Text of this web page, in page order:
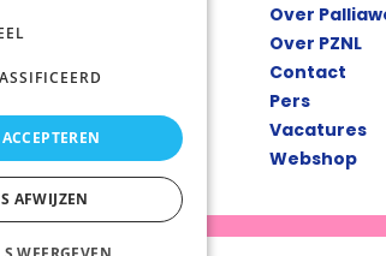
Over
Over PZNL
Contact
Pers
Vacatures
Webshop
AFWIJZEN